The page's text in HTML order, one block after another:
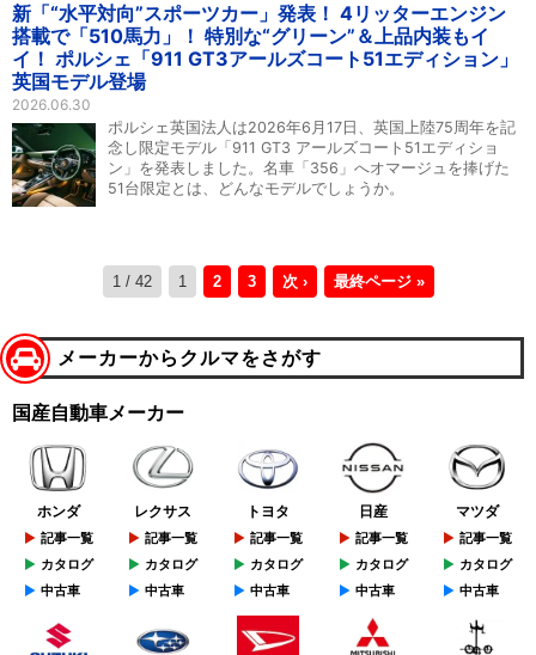
新「“水平対向”スポーツカー」発表！ 4リッターエンジン
搭載で「510馬力」！ 特別な“グリーン”＆上品内装もイ
イ！ ポルシェ「911 GT3アールズコート51エディション」
英国モデル登場
2026.06.30
ポルシェ英国法人は2026年6月17日、英国上陸75周年を記
念し限定モデル「911 GT3 アールズコート51エディショ
ン」を発表しました。名車「356」へオマージュを捧げた
51台限定とは、どんなモデルでしょうか。
1 / 42 1 2 3 次 › 最終ページ »
メーカーからクルマをさがす
国産自動車メーカー
ホンダ
記事一覧
カタログ
中古車
レクサス
記事一覧
カタログ
中古車
トヨタ
記事一覧
カタログ
中古車
日産
記事一覧
カタログ
中古車
マツダ
記事一覧
カタログ
中古車